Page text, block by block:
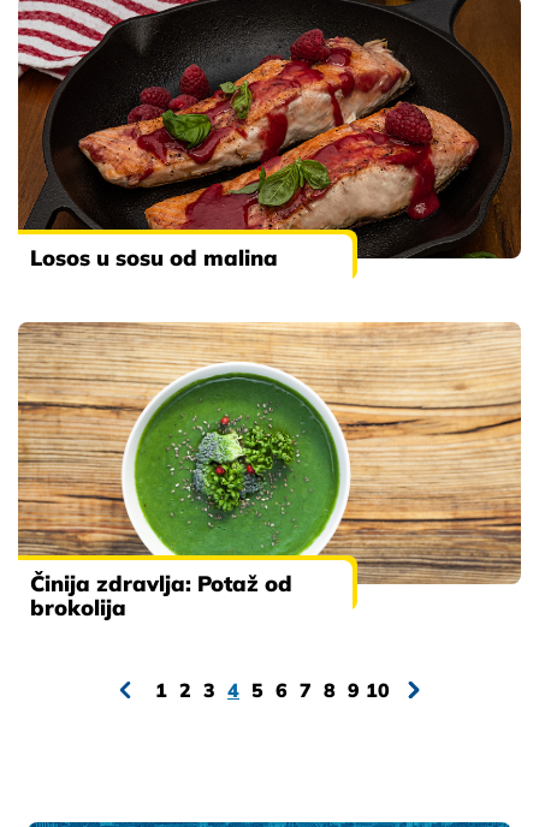
Losos u sosu od malina
Činija zdravlja: Potaž od
brokolija
1 2 3 4 5 6 7 8 9 10